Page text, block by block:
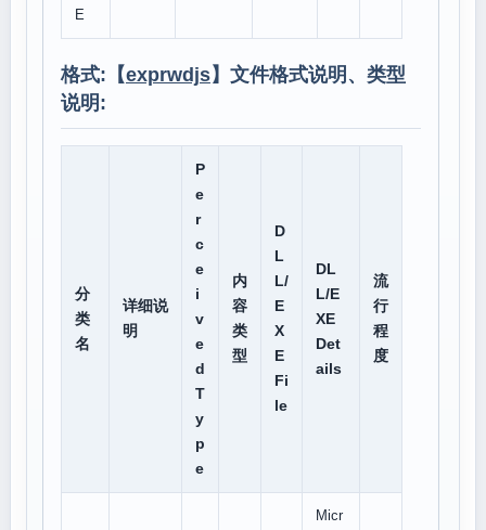
E
格式:【exprwdjs】文件格式说明、类型
说明:
分
类
名
详细说
明
P
e
r
c
e
i
v
e
d
T
y
p
e
内
容
类
型
D
L
L/
E
X
E
Fi
le
DL
L/E
XE
Det
ails
流
行
程
度
Micr